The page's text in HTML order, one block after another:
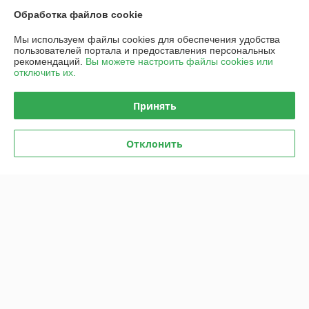
Доставка и оплата
График работы
Полная версия сайта
Политика обработки cookies
Сайт создан на платформе Deal.by
Обработка файлов cookie
Мы используем файлы cookies для обеспечения удобства
пользователей портала и предоставления персональных
рекомендаций. Вы можете настроить файлы cookies или
отключить их.
Принять
Отклонить